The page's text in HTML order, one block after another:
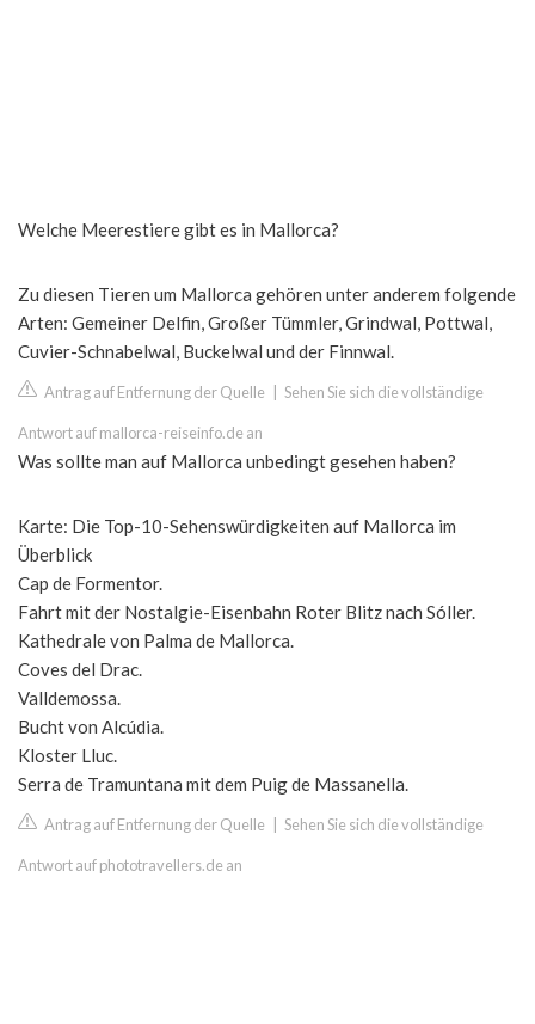
Welche Meerestiere gibt es in Mallorca?
Zu diesen Tieren um Mallorca gehören unter anderem folgende
Arten: Gemeiner Delfin, Großer Tümmler, Grindwal, Pottwal,
Cuvier-Schnabelwal, Buckelwal und der Finnwal.
Antrag auf Entfernung der Quelle Sehen Sie sich die vollständige
Antwort auf mallorca-reiseinfo.de an
Was sollte man auf Mallorca unbedingt gesehen haben?
Karte: Die Top-10-Sehenswürdigkeiten auf Mallorca im
Überblick
Cap de Formentor.
Fahrt mit der Nostalgie-Eisenbahn Roter Blitz nach Sóller.
Kathedrale von Palma de Mallorca.
Coves del Drac.
Valldemossa.
Bucht von Alcúdia.
Kloster Lluc.
Serra de Tramuntana mit dem Puig de Massanella.
Antrag auf Entfernung der Quelle Sehen Sie sich die vollständige
Antwort auf phototravellers.de an